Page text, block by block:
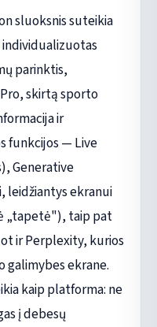
sluoksnis suteikia
parinktis,
skirtą sporto
ir
funkcijos — Live
Generative
leidžiantys ekranui
„tapetė"), taip pat
ir Perplexity, kurios
galimybes ekrane.
kaip platforma: ne
į debesų